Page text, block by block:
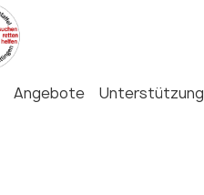
Angebote Unterstützung